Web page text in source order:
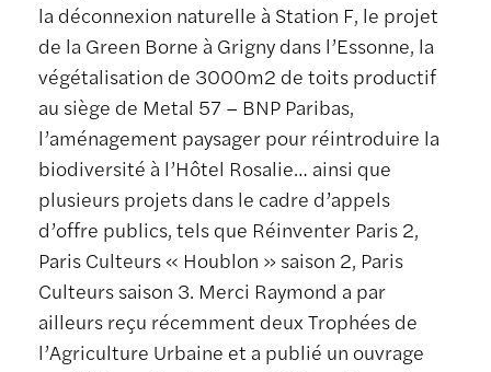
la déconnexion naturelle à Station F, le projet
de la Green Borne à Grigny dans l’Essonne, la
végétalisation de 3000m2 de toits productif
au siège de Metal 57 – BNP Paribas,
l’aménagement paysager pour réintroduire la
biodiversité à l’Hôtel Rosalie… ainsi que
plusieurs projets dans le cadre d’appels
d’offre publics, tels que Réinventer Paris 2,
Paris Culteurs « Houblon » saison 2, Paris
Culteurs saison 3. Merci Raymond a par
ailleurs reçu récemment deux Trophées de
l’Agriculture Urbaine et a publié un ouvrage